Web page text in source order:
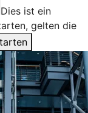
Dies ist ein
gelten die